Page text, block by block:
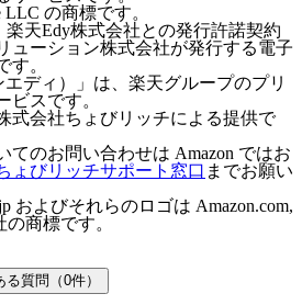
の商標です。
天Edy株式会社との発行許諾契約
ューション株式会社が発行する電子
す。
ディ）」は、楽天グループのプリ
ビスです。
式会社ちょびリッチによる提供で
てのお問い合わせは Amazon ではお
ょびリッチサポート窓口 までお願い
およびそれらのロゴは Amazon.com,
商標です。
る質問（0件）